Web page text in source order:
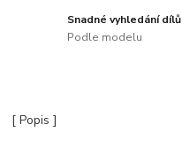
Snadné vyhledání dílů
Podle modelu
[ Popis ]